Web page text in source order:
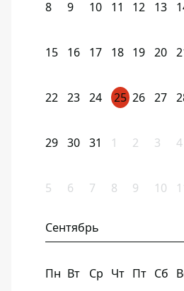
8 9 10 11 12 13
15 16 17 18 19 20
22 23 24 25 26 27
29 30 31 1 2 3 4
5 6 7 8 9 10
Сентябрь
Пн Вт Ср Чт Пт Сб